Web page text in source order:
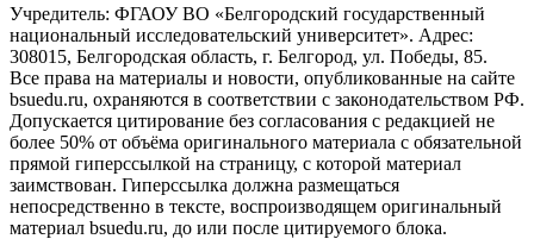
Учредитель: ФГАОУ ВО «Белгородский государственный
национальный исследовательский университет». Адрес:
308015, Белгородская область, г. Белгород, ул. Победы, 85.
Все права на материалы и новости, опубликованные на сайте
bsuedu.ru, охраняются в соответствии с законодательством РФ.
Допускается цитирование без согласования с редакцией не
более 50% от объёма оригинального материала с обязательной
прямой гиперссылкой на страницу, с которой материал
заимствован. Гиперссылка должна размещаться
непосредственно в тексте, воспроизводящем оригинальный
материал bsuedu.ru, до или после цитируемого блока.